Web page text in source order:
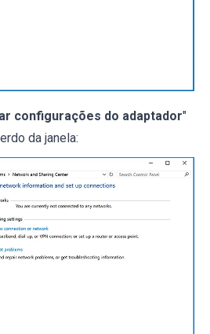
configurações do adaptador"
da janela: